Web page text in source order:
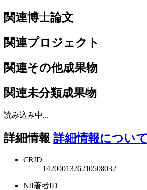
関連博士論文
関連プロジェクト
関連その他成果物
関連未分類成果物
読み込み中...
詳細情報 詳細情報について
CRID
1420001326210508032
NII著者ID